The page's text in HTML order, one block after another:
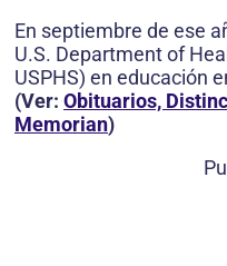
En septiembre de ese
U.S. Department of
USPHS) en educación
(Ver: Obituarios,
Memorian)